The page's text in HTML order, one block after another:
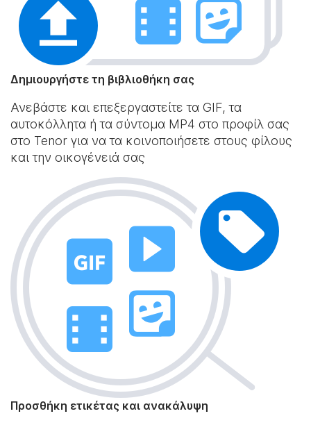
Δημιουργήστε τη βιβλιοθήκη σας
Ανεβάστε και επεξεργαστείτε τα GIF, τα
αυτοκόλλητα ή τα σύντομα MP4 στο προφίλ σας
στο Tenor για να τα κοινοποιήσετε στους φίλους
και την οικογένειά σας
Προσθήκη ετικέτας και ανακάλυψη